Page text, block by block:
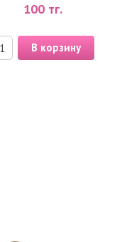
100тг.
В корзину